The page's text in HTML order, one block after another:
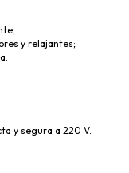
y relajantes;
y segura a 220 V.